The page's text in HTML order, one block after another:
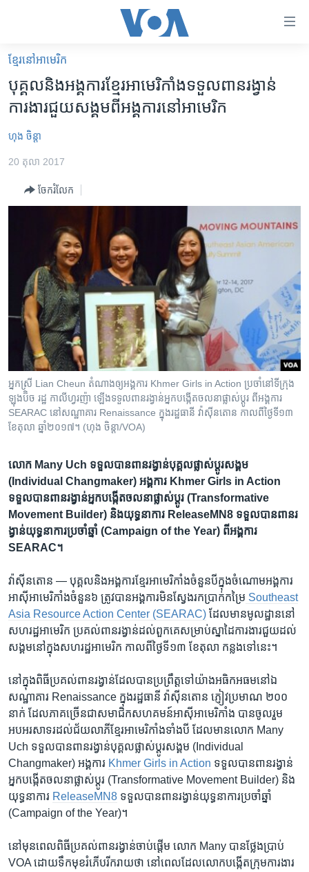
គេហទំព័រ​
ទាក់ទង
រំលង​
និង​
ទំព័រ​
សម្ព័ន្ធ​
ទៅ​
កាន់​
ទំព័រ​
រក
អន្តរជាតិ
ហេឡូវីអូអេ
កម្ពុជាច្នៃប្រតិដ្ឋ
ទូរទស្សន៍ / វីដេអូ​
វិទ្យុ / ផតខាសថ៍
កម្មវិធីទាំងអស់
Khmer English
បណ្តាញ​សង្គម
ភាសា
ខ្មែរ​នៅ​អាមេរិក
បុគ្គល​និង​អង្គការ​ខ្មែរ​អាមេរិកាំង​ទទួល​ពាន​រង្វាន់​
ការងារ​ជួយ​សង្គម​ពី​អង្គការ​នៅ​អាមេរិក
ហុង ចិន្តា
20 តុលា 2017
ចែករំលែក
អ្នកស្រី Lian Cheun តំណាង​ឲ្យ​អង្គការ Khmer Girls in Action ប្រចាំ​នៅ​ទីក្រុង
ឡុងប៊ិច រដ្ឋ កាលីហ្វរញ៉ា ឡើង​​ទទួល​​ពានរង្វាន់​អ្នក​បង្កើត​ចលនា​ផ្លាស់ប្តូរ ពី​អង្គការ
SEARAC នៅ​សណ្ឋាគារ Renaissance ក្នុង​រដ្ឋធានី វ៉ាស៊ីនតោន កាល​ពី​ថ្ងៃ​ទី​១៣
ខែ​តុលា ឆ្នាំ២០១៧។ (ហុង ចិន្តា/VOA)
លោក Many Uch ទទួល​បាន​ពានរង្វាន់​បុគ្គល​ផ្លាស់ប្ដូរ​សង្គម
(Individual Changmaker) អង្គការ Khmer Girls in Action
ទទួល​បាន​ពានរង្វាន់​អ្នក​បង្កើត​ចលនា​ផ្លាស់ប្តូរ​ (Transformative
Movement Builder) និង​យុទ្ធនាការ ReleaseMN8 ទទួល​បាន​ពានរ
ង្វាន់​យុទ្ធនាការ​ប្រចាំ​ឆ្នាំ (Campaign of the Year) ពី​អង្គការ
SEARAC។
វ៉ាស៊ីនតោន — បុគ្គល​និង​អង្គការ​ខ្មែរ​អាមេរិកាំង​ចំនួន​បី​ក្នុង​ចំណោម​អង្គការ​
អាស៊ី​អាមេរិកាំង​ចំនួន​៦ ត្រូវ​បាន​អង្គការ​មិន​ស្វែងរក​ប្រាក់​កម្រៃ Southeast
Asia Resource Action Center (SEARAC) ដែល​មាន​មូលដ្ឋាន​នៅ​
សហរដ្ឋអាមេរិក ប្រគល់​ពាន​រង្វាន់​ដល់​ពួកគេ​សម្រាប់​ស្នាដៃ​ការងារ​ជួយ​ដល់​
សង្គម​នៅ​ក្នុង​សហរដ្ឋអាមេរិក​ កាល​ពី​ថ្ងៃ​ទី​១៣ ខែ​តុលា កន្លង​ទៅ​នេះ។
​នៅ​ក្នុង​ពិធី​ប្រគល់​ពានរង្វាន់​ដែល​បាន​ប្រព្រឹត្ត​ទៅ​យ៉ាង​អធិកអធម​នៅ​ឯ​
សណ្ឋាគារ Renaissance ក្នុង​រដ្ឋធានី វ៉ាស៊ីនតោន ភ្ញៀវ​ប្រមាណ ២០០​
នាក់ ​ដែល​ភាគច្រើន​ជា​សមាជិក​សហគមន៍​អាស៊ី​អាមេរិកាំង បាន​ចូលរួម​
អបអរ​សាទរ​ដល់​ជ័យលាភី​ខ្មែរ​អាមេរិកាំង​ទាំង​បី ដែល​មាន​លោក Many
Uch ទទួល​បាន​ពានរង្វាន់​បុគ្គល​ផ្លាស់ប្ដូរ​សង្គម (Individual
Changmaker) អង្គការ Khmer Girls in Action ទទួល​បាន​ពានរង្វាន់​
អ្នក​បង្កើត​ចលនា​ផ្លាស់ប្តូរ​ (Transformative Movement Builder) និង​
យុទ្ធនាការ ReleaseMN8 ទទួល​បាន​ពានរង្វាន់​យុទ្ធនាការ​ប្រចាំ​ឆ្នាំ
(Campaign of the Year)។​
​នៅ​មុន​ពេល​ពិធី​ប្រគល់​ពានរង្វាន់​ចាប់​ផ្តើម លោក Many បាន​ថ្លែង​ប្រាប់
VOA ដោយ​ទឹក​មុខ​រំភើប​រីករាយ​ថា នៅ​ពេល​ដែល​លោក​បង្កើត​ក្រុម​ការងារ​